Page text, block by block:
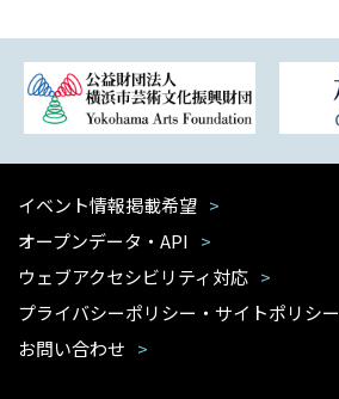
イベント情報掲載希望
オープンデータ・API
ウェブアクセシビリティ対応
プライバシーポリシー・サイトポリシー
お問い合わせ